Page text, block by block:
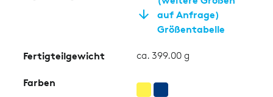
auf Anfrage)
Größentabelle
Fertigteilgewicht ca. 399.00 g
Farben